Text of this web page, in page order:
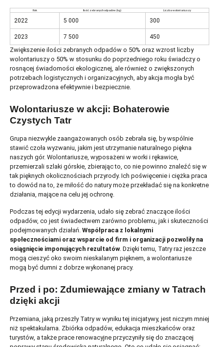
Rok Ilość zebranych odpadów (kg) Liczba wolontariuszy
2022 5 000 300
2023 7 500 450
Zwiększenie ilości zebranych odpadów o 50% oraz wzrost liczby
wolontariuszy o 50% w stosunku do poprzedniego roku świadczy o
rosnącej świadomości ekologicznej, ale również o zwiększonych
potrzebach logistycznych i organizacyjnych, aby akcja mogła być
przeprowadzona efektywnie i bezpiecznie.
Wolontariusze w akcji: Bohaterowie
Czystych Tatr
Grupa niezwykle zaangażowanych osób zebrała się, by wspólnie
stawić czoła wyzwaniu, jakim jest utrzymanie naturalnego piękna
naszych gór. Wolontariusze, wyposażeni w worki i rękawice,
przemierzali szlaki górskie, zbierając to, co nie powinno znaleźć się w
tak pięknych okolicznościach przyrody. Ich poświęcenie i ciężka praca
to dowód na to, że miłość do natury może przekładać się na konkretne
działania, mające na celu jej ochronę.
Podczas tej edycji wydarzenia, udało się zebrać znaczące ilości
odpadów, co jest świadectwem zarówno problemu, jak i skuteczności
podejmowanych działań. Współpraca z lokalnymi
społecznościami oraz wsparcie od firm i organizacji pozwoliły na
osiągnięcie imponujących rezultatów. Dzięki temu, Tatry raz jeszcze
mogą cieszyć oko swoim nieskalanym pięknem, a wolontariusze
mogą być dumni z dobrze wykonanej pracy.
Przed i po: Zdumiewające zmiany w Tatrach
dzięki akcji
Przemiana, jaką przeszły Tatry w wyniku tej inicjatywy, jest niczym mniej
niż spektakularna. Zbiórka odpadów, edukacja mieszkańców oraz
turystów, a także prace renowacyjne przyczyniły się do znaczącej